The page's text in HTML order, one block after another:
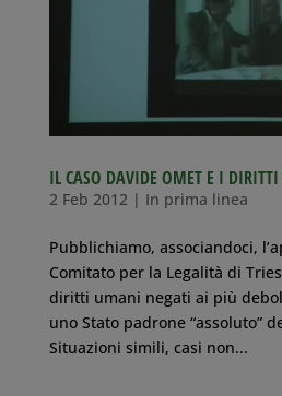
IL CASO DAVIDE OMET E I
2 Feb 2012 | In prima linea
Pubblichiamo, associandoci,
Comitato per la Legalità di
diritti umani negati ai più
uno Stato padrone “assoluto”
Situazioni simili, casi non...